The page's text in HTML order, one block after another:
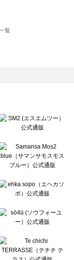
覧
ス）の一覧